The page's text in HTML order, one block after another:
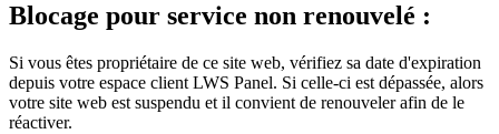
Blocage pour service non renouvelé :
Si vous êtes propriétaire de ce site web, vérifiez sa date d'expiration
depuis votre espace client LWS Panel. Si celle-ci est dépassée, alors
votre site web est suspendu et il convient de renouveler afin de le
réactiver.